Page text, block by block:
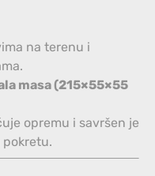
na terenu i
masa (215×55×55
opremu i savršen je
pokretu.